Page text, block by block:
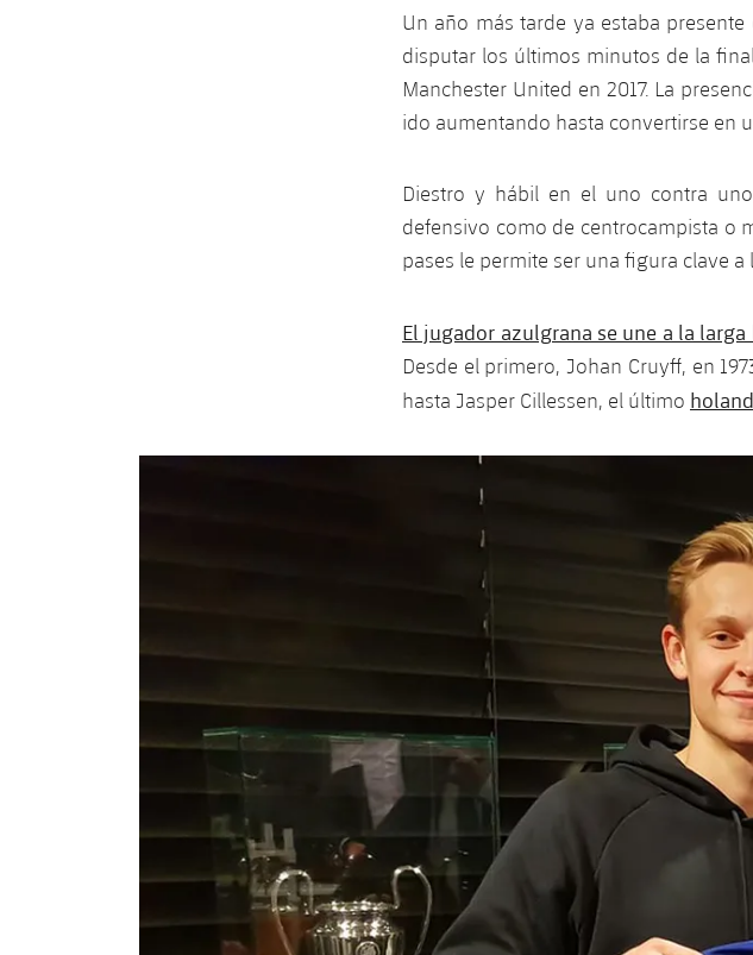
Un año más tarde ya estaba
disputar los últimos minutos de la
Manchester United en 2017. La
ido aumentando hasta convertirse en
Diestro y hábil en el uno contra
defensivo como de centrocampista o
pases le permite ser una figura clave
El jugador azulgrana se une a la
Desde el primero, Johan Cruyff, en
hasta Jasper Cillessen, el último